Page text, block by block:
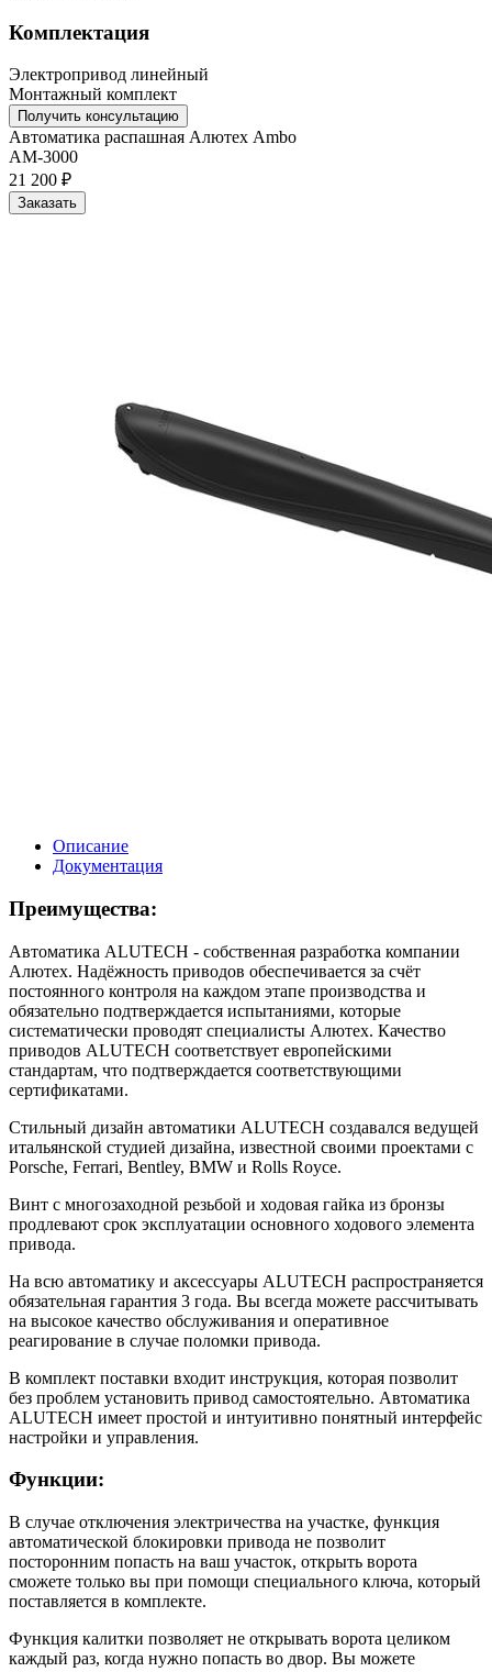
Комплектация
Электропривод линейный
Монтажный комплект
Получить консультацию
Автоматика распашная Алютех Ambo
AM-3000
21 200 ₽
Заказать
Описание
Документация
Преимущества:
Автоматика ALUTECH - собственная разработка компании
Алютех. Надёжность приводов обеспечивается за счёт
постоянного контроля на каждом этапе производства и
обязательно подтверждается испытаниями, которые
систематически проводят специалисты Алютех. Качество
приводов ALUTECH соответствует европейскими
стандартам, что подтверждается соответствующими
сертификатами.
Стильный дизайн автоматики ALUTECH создавался ведущей
итальянской студией дизайна, известной своими проектами с
Porsche, Ferrari, Bentley, BMW и Rolls Royce.
Винт с многозаходной резьбой и ходовая гайка из бронзы
продлевают срок эксплуатации основного ходового элемента
привода.
На всю автоматику и аксессуары ALUTECH распространяется
обязательная гарантия 3 года. Вы всегда можете рассчитывать
на высокое качество обслуживания и оперативное
реагирование в случае поломки привода.
В комплект поставки входит инструкция, которая позволит
без проблем установить привод самостоятельно. Автоматика
ALUTECH имеет простой и интуитивно понятный интерфейс
настройки и управления.
Функции:
В случае отключения электричества на участке, функция
автоматической блокировки привода не позволит
посторонним попасть на ваш участок, открыть ворота
сможете только вы при помощи специального ключа, который
поставляется в комплекте.
Функция калитки позволяет не открывать ворота целиком
каждый раз, когда нужно попасть во двор. Вы можете